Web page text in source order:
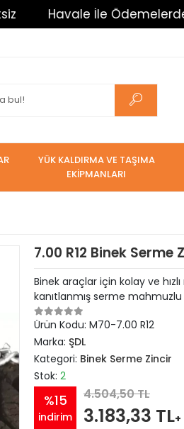
İle Ödemelerde %3
YÜK KALDIRMA VE TAŞIMA
EKİPMANLARI
7.00 R12 Binek Serme
Binek araçlar için kolay ve
kanıtlanmış serme
Ürün Kodu: M70-7.00 R12
Marka: ŞDL
Kategori: Binek Serme Zincir
Stok: 2
%15
indirim
4.504,50 TL
3.183,33 TL+